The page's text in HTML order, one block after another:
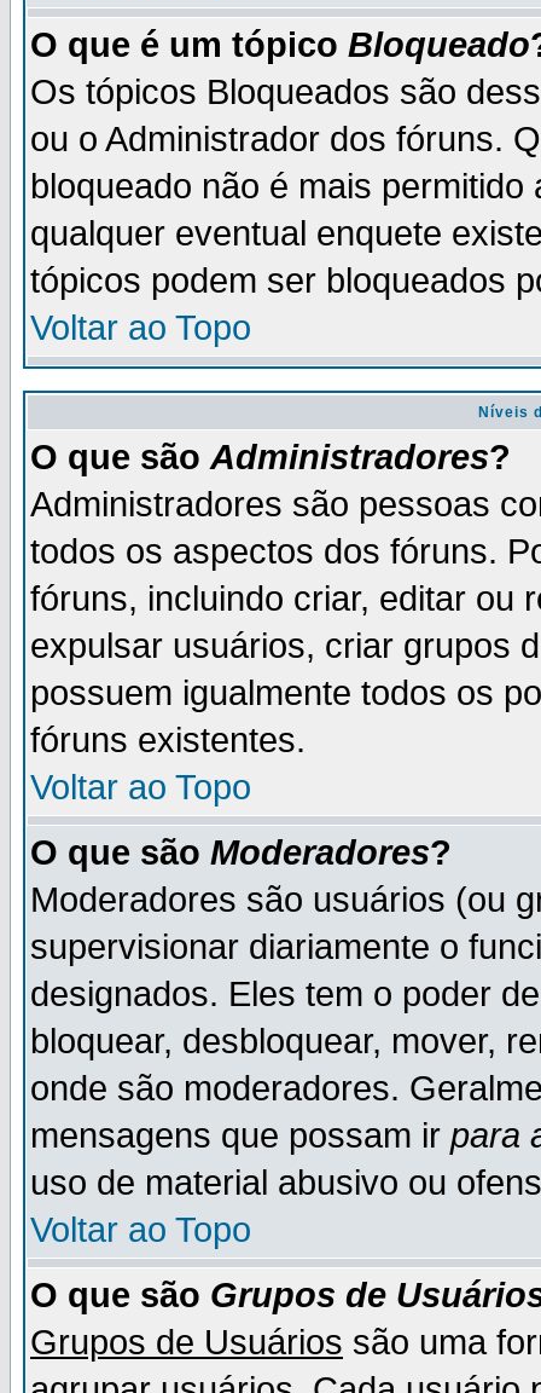
O que é um tópico Bloqueado
Os tópicos Bloqueados são
ou o Administrador dos fóruns.
bloqueado não é mais
qualquer eventual enquete
tópicos podem ser bloqueados
Voltar ao Topo
Níveis
O que são Administradores?
Administradores são pessoas
todos os aspectos dos fóruns.
fóruns, incluindo criar, editar ou
expulsar usuários, criar grupos
possuem igualmente todos os
fóruns existentes.
Voltar ao Topo
O que são Moderadores?
Moderadores são usuários (ou
supervisionar diariamente o
designados. Eles tem o poder
bloquear, desbloquear, mover,
onde são moderadores.
mensagens que possam ir para
uso de material abusivo ou
Voltar ao Topo
O que são Grupos de
Grupos de Usuários são uma